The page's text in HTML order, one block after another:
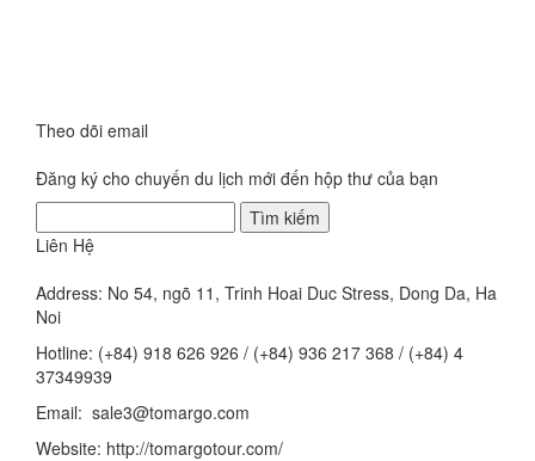
Theo dõi email
Đăng ký cho chuyến du lịch mới đến hộp thư của bạn
Liên Hệ
Address: No 54, ngõ 11, Trinh Hoai Duc Stress, Dong Da, Ha
Noi
Hotline: (+84) 918 626 926 / (+84) 936 217 368 / (+84) 4
37349939
Email: sale3@tomargo.com
Website: http://tomargotour.com/